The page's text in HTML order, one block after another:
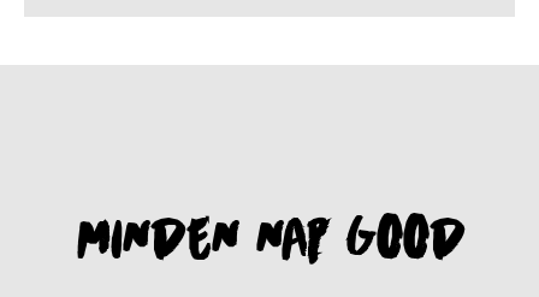
csomagolásban. Finnországból, szeretettel.
MINDEN NAP GOOD